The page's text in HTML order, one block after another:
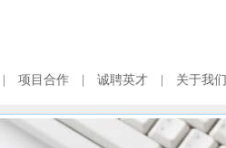
项目合作 诚聘英才 关于我们